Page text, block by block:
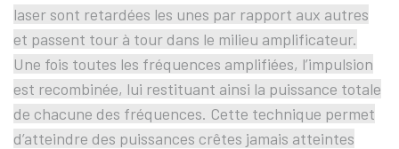
laser sont retardées les unes par rapport aux autres
et passent tour à tour dans le milieu amplificateur.
Une fois toutes les fréquences amplifiées, l’impulsion
est recombinée, lui restituant ainsi la puissance totale
de chacune des fréquences. Cette technique permet
d’atteindre des puissances crêtes jamais atteintes